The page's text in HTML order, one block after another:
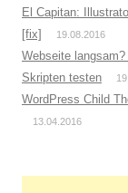
El Capitan:
[fix]
19.08.2016
Webseite
Skripten testen
WordPress Child
13.04.2016